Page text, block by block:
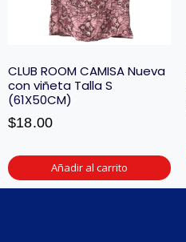
CLUB ROOM CAMISA Nueva
con viñeta Talla S
(61X50CM)
$18.00
Añadir al carrito